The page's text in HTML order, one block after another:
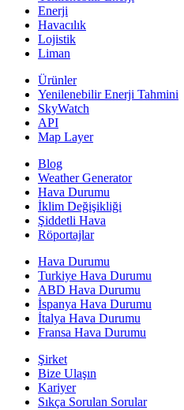
Enerji
Havacılık
Lojistik
Liman
Ürünler
Yenilenebilir Enerji Tahmini
SkyWatch
API
Map Layer
Blog
Weather Generator
Hava Durumu
İklim Değişikliği
Şiddetli Hava
Röportajlar
Hava Durumu
Turkiye Hava Durumu
ABD Hava Durumu
İspanya Hava Durumu
İtalya Hava Durumu
Fransa Hava Durumu
Şirket
Bize Ulaşın
Kariyer
Sıkça Sorulan Sorular